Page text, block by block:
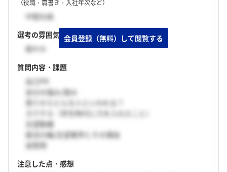
（役職・肩書き・入社年次など）
中堅社員
選考の雰囲気
穏やか
質問内容・課題
自己PR
自分の強み/弱み
周りからどんな人といわれる？
ガクチカ（学生時代に力を入れたこと）
志望動機
就活の軸/志望業界とその理由
逆質問
注意した点・感想